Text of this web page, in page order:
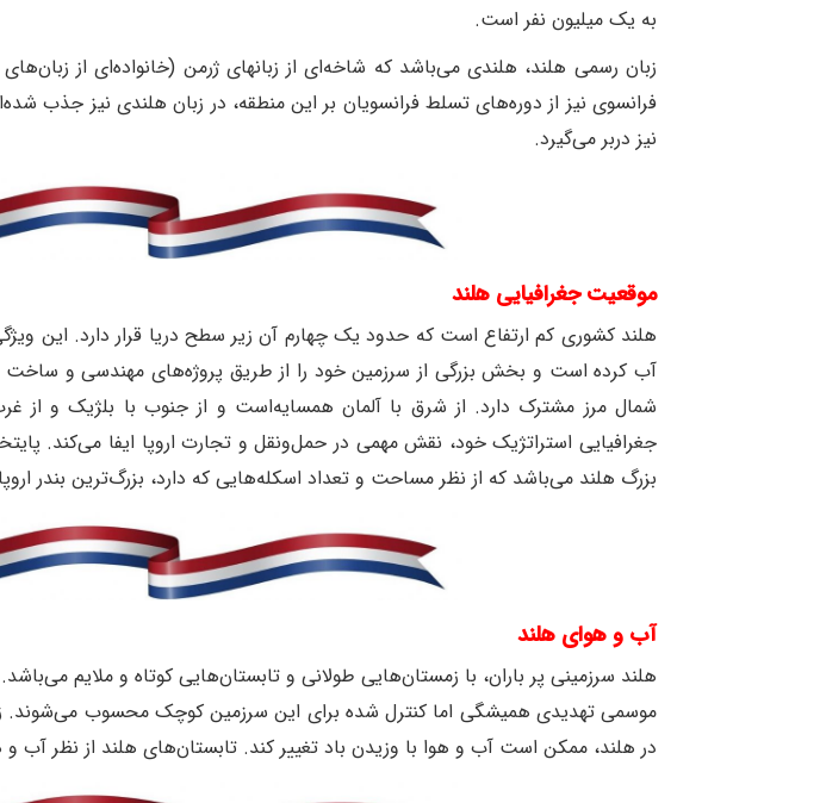
به یک میلیون نفر است.
زبان رسمی هلند، هلندی می‌باشد که شاخه‌ای از زبانهای ژرمن (خانواده‌ای از
فرانسوی نیز از دوره‌های تسلط فرانسویان بر این منطقه، در زبان هلندی نیز جذب
نیز دربر می‌گیرد.
موقعیت جغرافیایی هلند
هلند کشوری کم ارتفاع است که حدود یک چهارم آن زیر سطح دریا قرار دارد. این
آب کرده است و بخش بزرگی از سرزمین خود را از طریق پروژه‌های مهندسی و ساخت
شمال مرز مشترک دارد. از شرق با آلمان همسایه‌است و از جنوب با بلژیک و از
جغرافیایی استراتژیک خود، نقش مهمی در حمل‌ونقل و تجارت اروپا ایفا می‌کند.
بزرگ هلند می‌باشد که از نظر مساحت و تعداد اسکله‌هایی که دارد، بزرگ‌ترین بندر
آب و هوای هلند
هلند سرزمینی پر باران، با زمستان‌هایی طولانی و تابستان‌هایی کوتاه و ملایم
موسمی تهدیدی همیشگی اما کنترل شده برای این سرزمین کوچک محسوب می‌شوند.
در هلند، ممکن است آب و هوا با وزیدن باد تغییر کند. تابستان‌های هلند از نظر آب